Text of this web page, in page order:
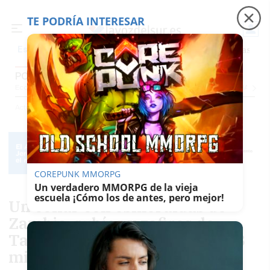
Es noticia Precio luz Perseidas Fábrica de botellas
POLÍTICA
EconomíaSociedadInternacionalPolíticaEcología Educación Salud
Actualidad Política
Un collar con esmeraldas de
Zambia, rubíes y zafiros de
Tailandia y una tasación de 1,3
millones: el juez abre pieza
TE PODRÍA INTERESAR
COREPUNK MMORPG
Un verdadero MMORPG de la vieja
escuela ¡Cómo los de antes, pero mejor!